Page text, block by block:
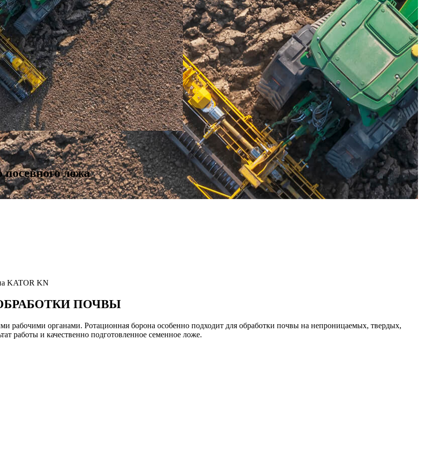
посевного ложа
KATOR KN
ПОЧВЫ
органами. Ротационная борона особенно подходит для обработки почвы на непроницаемых, твердых,
работы и качественно подготовленное семенное ложе.